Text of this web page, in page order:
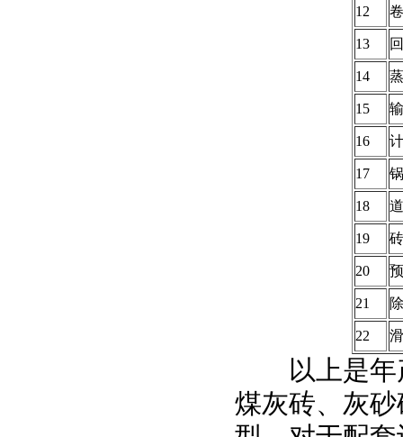
12
13
14
15
16
17
18
19
20
21
22
以上是年产
煤灰砖、灰